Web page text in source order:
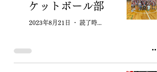
ケットボール部
2023年8月21日 読了時間: 1分